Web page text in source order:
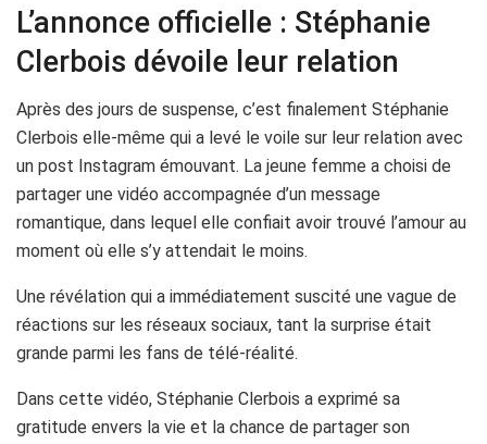
L’annonce officielle : Stéphanie
Clerbois dévoile leur relation
Après des jours de suspense, c’est finalement Stéphanie
Clerbois elle-même qui a levé le voile sur leur relation avec
un post Instagram émouvant. La jeune femme a choisi de
partager une vidéo accompagnée d’un message
romantique, dans lequel elle confiait avoir trouvé l’amour au
moment où elle s’y attendait le moins.
Une révélation qui a immédiatement suscité une vague de
réactions sur les réseaux sociaux, tant la surprise était
grande parmi les fans de télé-réalité.
Dans cette vidéo, Stéphanie Clerbois a exprimé sa
gratitude envers la vie et la chance de partager son